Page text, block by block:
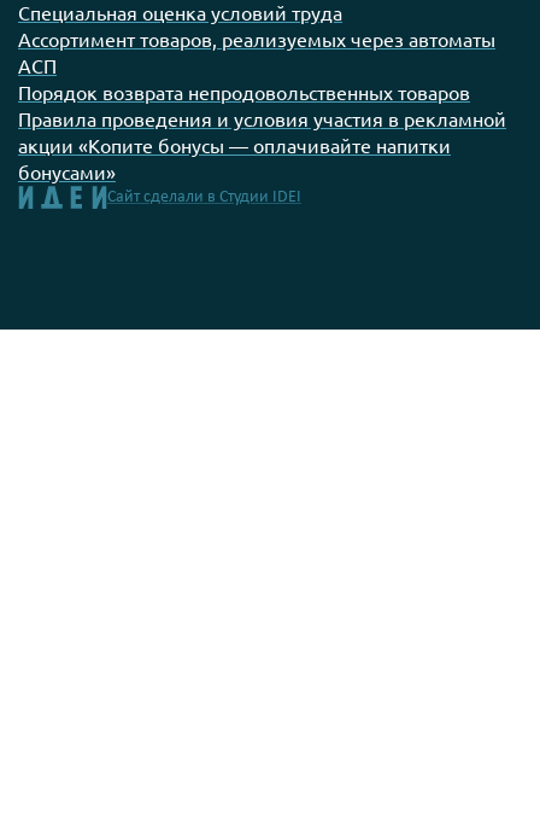
Специальная оценка условий труда
Ассортимент товаров, реализуемых через автоматы
АСП
Порядок возврата непродовольственных товаров
Правила проведения и условия участия в рекламной
акции «Копите бонусы — оплачивайте напитки
бонусами»
Сайт сделали в Студии IDEI